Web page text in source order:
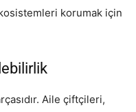
korumak için
Aile çiftçileri,